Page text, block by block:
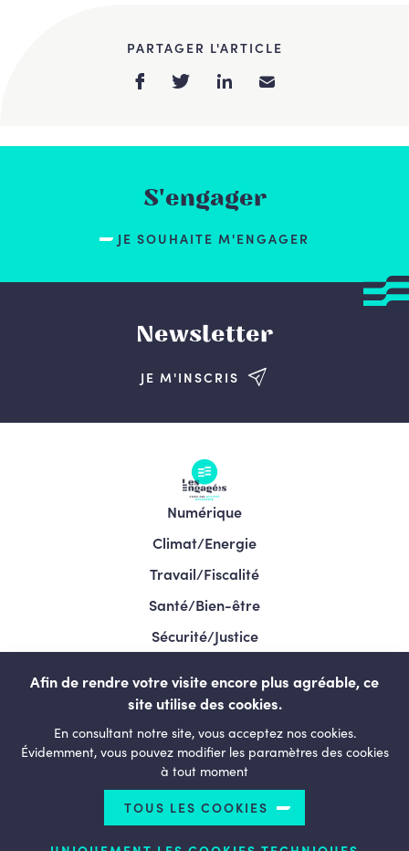
PARTAGER L'ARTICLE
S'engager
JE SOUHAITE M'ENGAGER
Newsletter
JE M'INSCRIS
Numérique
Climat/Energie
Travail/Fiscalité
Santé/Bien-être
Sécurité/Justice
LESENGAGÉS.BE
© Copyright 2026 Le courage de changer - Tous droits
Afin de rendre votre visite encore plus agréable, ce
site utilise des cookies.
En consultant notre site, vous acceptez nos cookies.
Évidemment, vous pouvez modifier les paramètres des cookies
à tout moment
TOUS LES COOKIES